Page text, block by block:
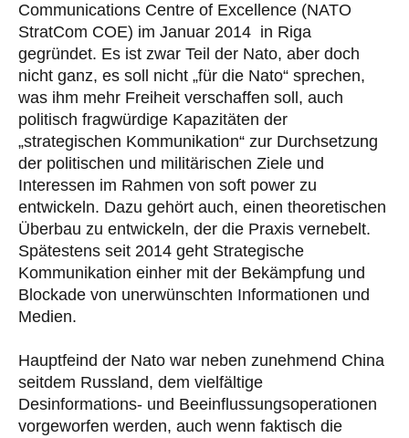
Communications Centre of Excellence (NATO
StratCom COE) im Januar 2014 in Riga
gegründet. Es ist zwar Teil der Nato, aber doch
nicht ganz, es soll nicht „für die Nato“ sprechen,
was ihm mehr Freiheit verschaffen soll, auch
politisch fragwürdige Kapazitäten der
„strategischen Kommunikation“ zur Durchsetzung
der politischen und militärischen Ziele und
Interessen im Rahmen von soft power zu
entwickeln. Dazu gehört auch, einen theoretischen
Überbau zu entwickeln, der die Praxis vernebelt.
Spätestens seit 2014 geht Strategische
Kommunikation einher mit der Bekämpfung und
Blockade von unerwünschten Informationen und
Medien.
Hauptfeind der Nato war neben zunehmend China
seitdem Russland, dem vielfältige
Desinformations- und Beeinflussungsoperationen
vorgeworfen werden, auch wenn faktisch die